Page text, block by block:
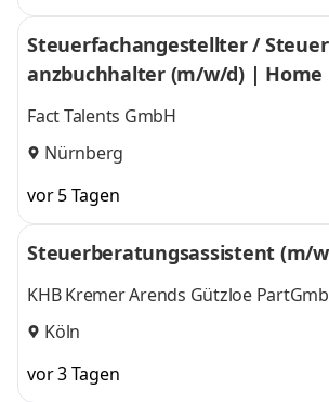
Steuerfachangestellter /
anzbuchhalter (m/w/d) | Home
ble Arbeitszeiten
Fact Talents GmbH
Nürnberg
vor 5 Tagen
Steuerberatungsassistent (m/
KHB Kremer Arends Gützloe
Wirtschaftsprüfer Steuerberater
Köln
vor 3 Tagen